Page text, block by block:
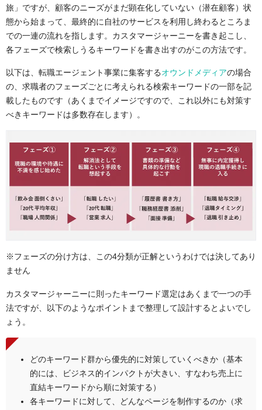
旅」ですが、顧客のニーズがまだ顕在化していない（潜在顧客）状
態から始まって、最終的に自社のサービスを利用し終わるところま
での一連の流れを指します。カスタマージャーニーを書き起こし、
各フェーズで検索しうるキーワードを書き出すのがこの方法です。
以下は、転職エージェント事業に集客するオウンドメディアの場合
の、求職者のフェーズごとに考えられる検索キーワードの一部を記
載したものです（あくまでイメージですので、これ以外にも対策す
べきキーワードは多数存在します）。
※フェーズの分け方は、この4分類が正解というわけでは決してあり
ません
カスタマージャーニーに則ったキーワード選定はあくまで一つの手
法ですが、以下のようなポイントまで整理して設計するとよいでし
ょう。
どのキーワード群から優先的に対策していくべきか（基本
的には、ビジネス的インパクトが大きい、すなわち売上に
直結キーワードから順に対策する）
各キーワードに対して、どんなページを制作するのか（求